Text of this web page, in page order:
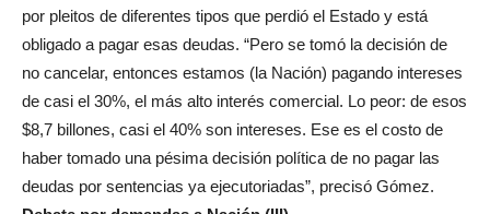
por pleitos de diferentes tipos que perdió el Estado y está
obligado a pagar esas deudas. “Pero se tomó la decisión de
no cancelar, entonces estamos (la Nación) pagando intereses
de casi el 30%, el más alto interés comercial. Lo peor: de esos
$8,7 billones, casi el 40% son intereses. Ese es el costo de
haber tomado una pésima decisión política de no pagar las
deudas por sentencias ya ejecutoriadas”, precisó Gómez.